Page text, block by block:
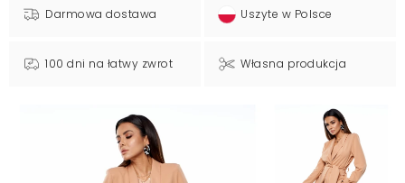
Darmowa dostawa Uszyte w Polsce
100 dni na łatwy zwrot Własna produkcja